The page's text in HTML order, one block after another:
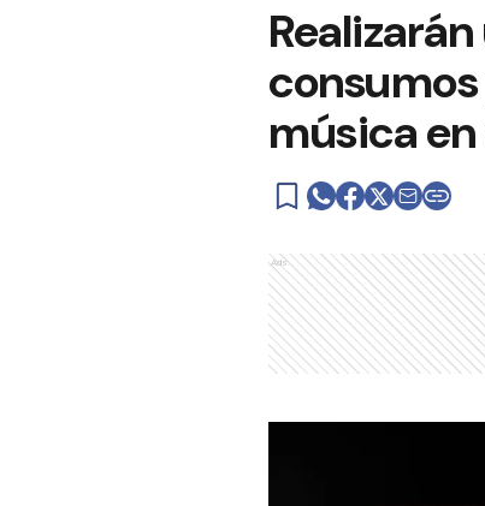
música
Ads